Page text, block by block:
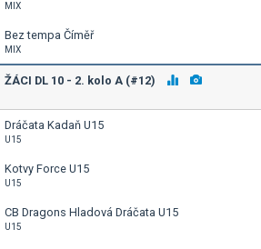
MIX
Bez tempa Číměř
MIX
ŽÁCI DL 10 - 2. kolo A (#12)
Dráčata Kadaň U15
U15
Kotvy Force U15
U15
CB Dragons Hladová Dráčata U15
U15